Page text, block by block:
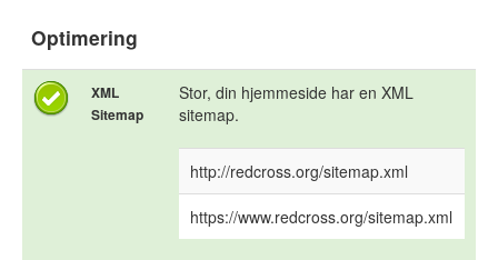
Optimering
XML
Sitemap
Stor, din hjemmeside har en XML
sitemap.
http://redcross.org/sitemap.xml
https://www.redcross.org/sitemap.xml